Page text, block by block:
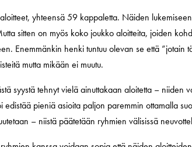
yhteensä 59 kappaletta. Näiden
sitten on myös koko joukko aloitteita, joiden
Enemmänkin henki tuntuu olevan se että
mutta mikään ei muutu.
syystä tehnyt vielä ainuttakaan aloitetta – niiden
edistää pieniä asioita paljon paremmin ottamalla
– niistä päätetään ryhmien välisissä